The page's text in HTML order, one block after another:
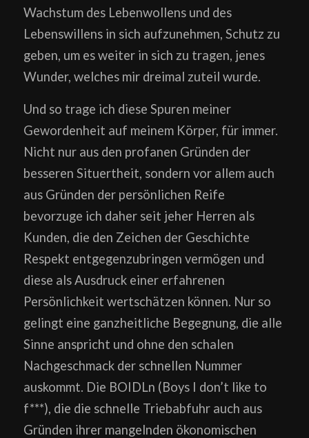
Wachstum des Lebenwollens und des
Lebenswillens in sich aufzunehmen, Schutz zu
geben, um es weiter in sich zu tragen, jenes
Wunder, welches mir dreimal zuteil wurde.
Und so trage ich diese Spuren meiner
Gewordenheit auf meinem Körper, für immer.
Nicht nur aus den profanen Gründen der
besseren Situertheit, sondern vor allem auch
aus Gründen der persönlichen Reife
bevorzuge ich daher seit jeher Herren als
Kunden, die den Zeichen der Geschichte
Respekt entgegenzubringen vermögen und
diese als Ausdruck einer erfahrenen
Persönlichkeit wertschätzen können. Nur so
gelingt eine ganzheitliche Begegnung, die alle
Sinne anspricht und ohne den schalen
Nachgeschmack der schnellen Nummer
auskommt. Die BOIDLn (Boys I don’t like to
f***), die die schnelle Triebabfuhr auch aus
Gründen ihrer mangelnden ökonomischen